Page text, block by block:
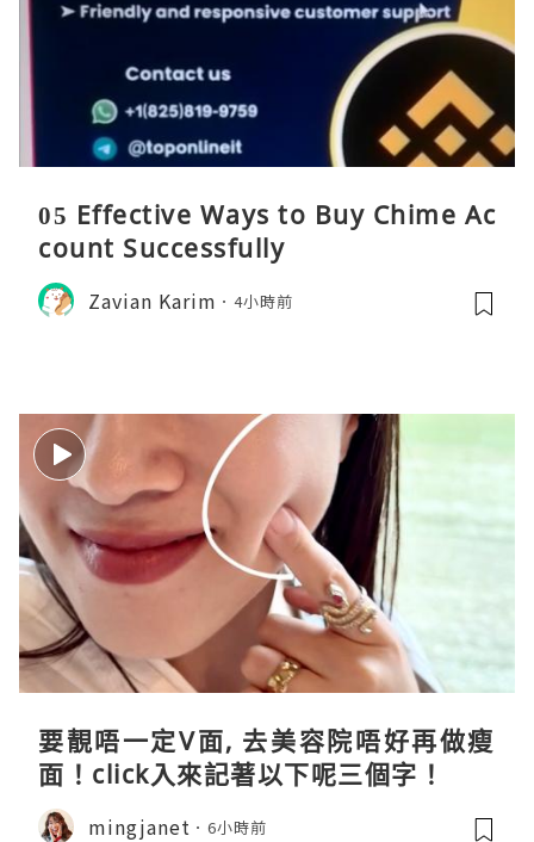
05 Effective Ways to Buy Chime Ac
count Successfully
Zavian Karim 4小時前
要靚唔一定V面, 去美容院唔好再做瘦
面！click入來記著以下呢三個字！
mingjanet 6小時前